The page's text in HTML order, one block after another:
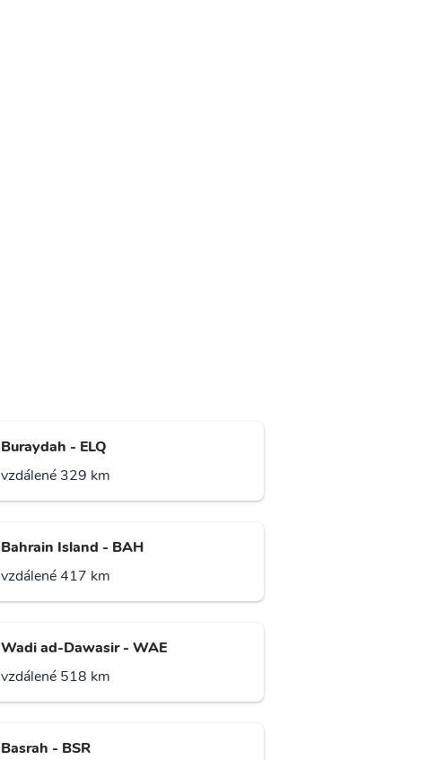
Buraydah - ELQ
vzdálené 329 km
Bahrain Island - BAH
vzdálené 417 km
Wadi ad-Dawasir - WAE
vzdálené 518 km
Basrah - BSR